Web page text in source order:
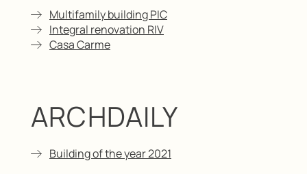
Multifamily building PIC
Integral renovation RIV
Casa Carme
ARCHDAILY
Building of the year 2021